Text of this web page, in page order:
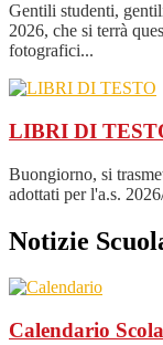
Gentili studenti,
2026, che si terrà
fotografici...
LIBRI DI
Buongiorno, si
adottati per l'a.s.
Notizie
Calendario